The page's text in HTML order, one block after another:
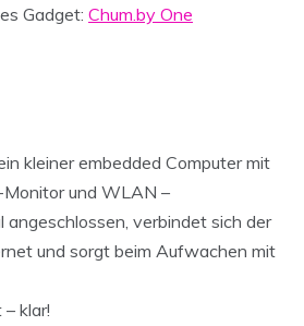
Gadget: Chum.by One
kleiner embedded Computer mit
und WLAN –
angeschlossen, verbindet sich der
und sorgt beim Aufwachen mit
klar!